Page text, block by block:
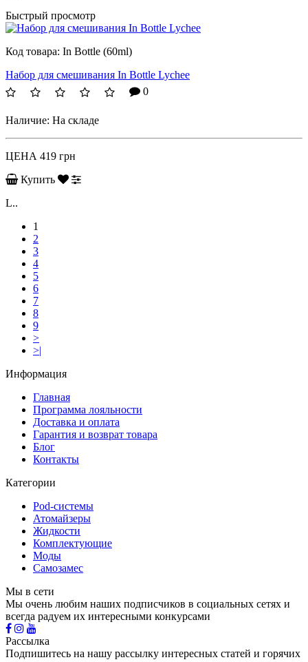
Быстрый просмотр
Код товара: In Bottle (60ml)
Набор для смешивания In Bottle Lychee
0
Наличие: На складе
ЦЕНА 419 грн
Купить
L..
1
2
3
4
5
6
7
8
9
>
>|
Информация
Главная
Программа лояльности
Доставка и оплата
Гарантия и возврат товара
Блог
Контакты
Категории
Pod-системы
Атомайзеры
Жидкости
Комплектующие
Моды
Самозамес
Мы в сети
Мы очень любим наших подписчиков в социальных сетях и
всегда радуем их интересными конкурсами
Рассылка
Подпишитесь на нашу рассылку интересных статей и горячих